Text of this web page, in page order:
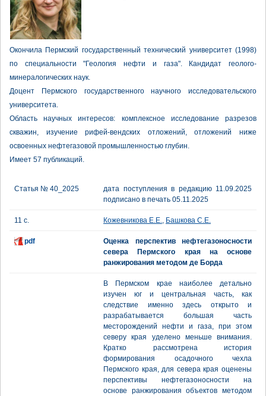
Окончила Пермский государственный технический университет (1998)
по специальности "Геология нефти и газа". Кандидат геолого-
минералогических наук.
Доцент Пермского государственного научного исследовательского
университета.
Область научных интересов: комплексное исследование разрезов
скважин, изучение рифей-вендских отложений, отложений ниже
освоенных нефтегазовой промышленностью глубин.
Имеет 57 публикаций.
Статья № 40_2025
дата поступления в редакцию 11.09.2025
подписано в печать 05.11.2025
11 с. Кожевникова Е.Е., Башкова С.Е.
pdf
Оценка перспектив нефтегазоносности
севера Пермского края на основе
ранжирования методом де Борда
В Пермском крае наиболее детально
изучен юг и центральная часть, как
следствие именно здесь открыто и
разрабатывается большая часть
месторождений нефти и газа, при этом
северу края уделено меньше внимания.
Кратко рассмотрена история
формирования осадочного чехла
Пермского края, для севера края оценены
перспективы нефтегазоносности на
основе ранжирования объектов методом